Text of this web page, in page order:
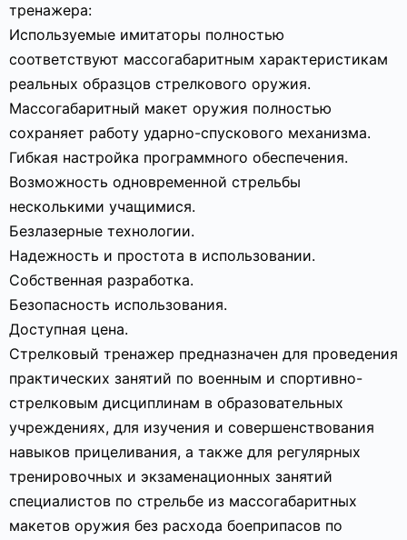
тренажера:
Используемые имитаторы полностью
соответствуют массогабаритным характеристикам
реальных образцов стрелкового оружия.
Массогабаритный макет оружия полностью
сохраняет работу ударно-спускового механизма.
Гибкая настройка программного обеспечения.
Возможность одновременной стрельбы
несколькими учащимися.
Безлазерные технологии.
Надежность и простота в использовании.
Собственная разработка.
Безопасность использования.
Доступная цена.
Стрелковый тренажер предназначен для проведения
практических занятий по военным и спортивно-
стрелковым дисциплинам в образовательных
учреждениях, для изучения и совершенствования
навыков прицеливания, а также для регулярных
тренировочных и экзаменационных занятий
специалистов по стрельбе из массогабаритных
макетов оружия без расхода боеприпасов по